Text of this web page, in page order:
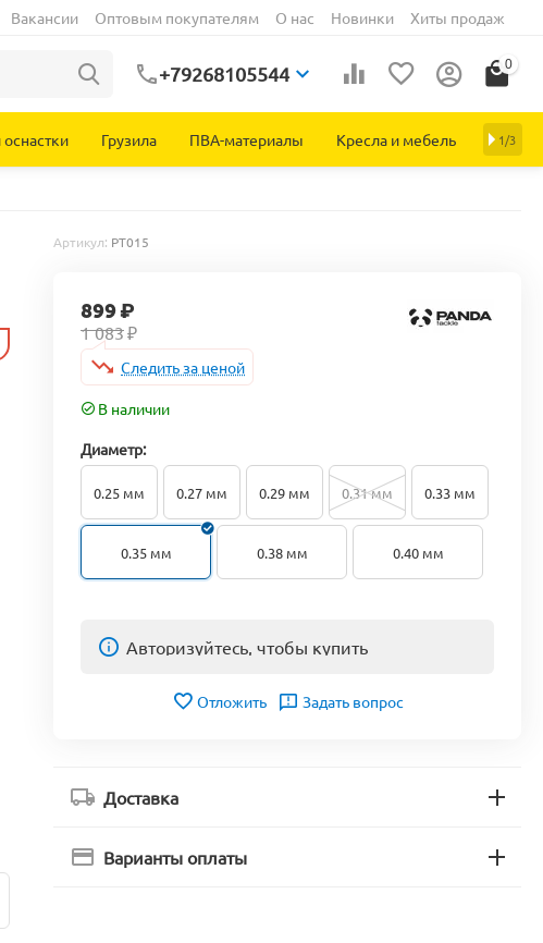
Вакансии Оптовым покупателям О нас Новинки Хиты продаж
+79268105544 0
Грузила ПВА-материалы Кресла и мебель 1/3
Артикул: PT015
899₽
1 083₽
Следить за ценой
В наличии
Диаметр:
0.25 мм 0.27 мм 0.29 мм 0.31 мм 0.33 мм
0.35 мм 0.38 мм 0.40 мм
Авторизуйтесь, чтобы купить
Отложить Задать вопрос
Доставка
Варианты оплаты